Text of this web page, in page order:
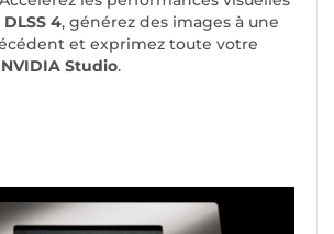
4, générez des images à une
et exprimez toute votre
NVIDIA Studio.